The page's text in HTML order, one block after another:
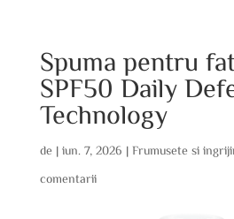
Spuma pentru
SPF50 Daily
Technology
de | iun. 7, 2026 | Frumusete si
comentarii